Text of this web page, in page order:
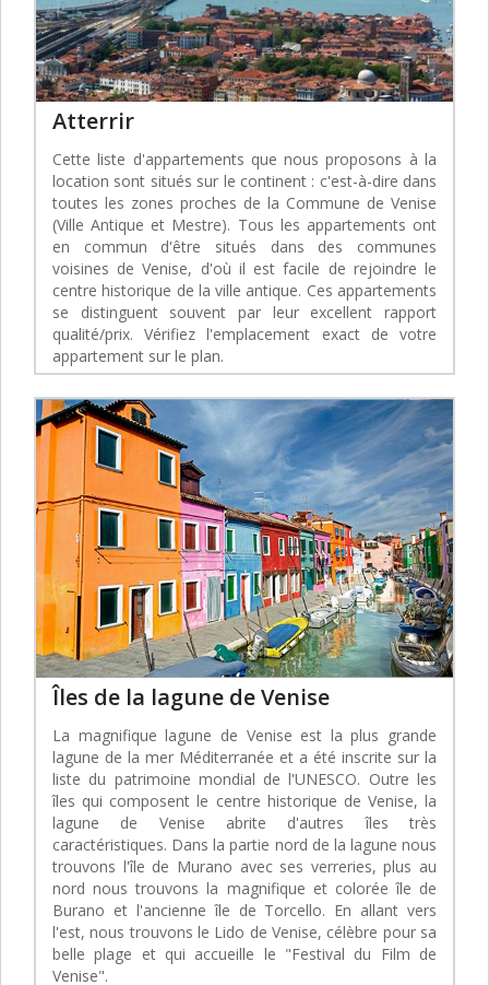
Atterrir
Cette liste d'appartements que nous proposons à la
location sont situés sur le continent : c'est-à-dire dans
toutes les zones proches de la Commune de Venise
(Ville Antique et Mestre). Tous les appartements ont
en commun d'être situés dans des communes
voisines de Venise, d'où il est facile de rejoindre le
centre historique de la ville antique. Ces appartements
se distinguent souvent par leur excellent rapport
qualité/prix. Vérifiez l'emplacement exact de votre
appartement sur le plan.
Îles de la lagune de Venise
La magnifique lagune de Venise est la plus grande
lagune de la mer Méditerranée et a été inscrite sur la
liste du patrimoine mondial de l'UNESCO. Outre les
îles qui composent le centre historique de Venise, la
lagune de Venise abrite d'autres îles très
caractéristiques. Dans la partie nord de la lagune nous
trouvons l'île de Murano avec ses verreries, plus au
nord nous trouvons la magnifique et colorée île de
Burano et l'ancienne île de Torcello. En allant vers
l'est, nous trouvons le Lido de Venise, célèbre pour sa
belle plage et qui accueille le "Festival du Film de
Venise".